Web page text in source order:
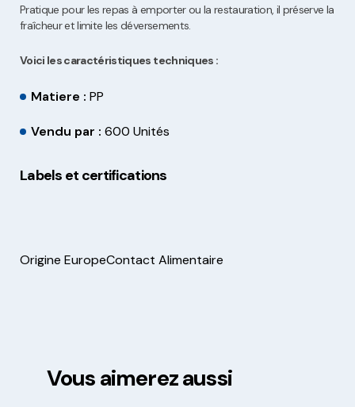
Pratique pour les repas à emporter ou la restauration, il préserve la
fraîcheur et limite les déversements.
Voici les caractéristiques techniques :
Matiere : PP
Vendu par : 600 Unités
Labels et certifications
Origine EuropeContact Alimentaire
Vous aimerez aussi